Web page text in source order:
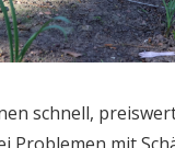
schnell,